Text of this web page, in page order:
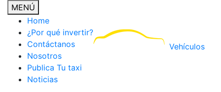
MENÚ
Home
¿Por qué invertir?
Contáctanos
Nosotros
Publica Tu taxi
Noticias
Vehículos